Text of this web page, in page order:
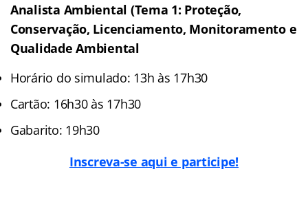
Analista Ambiental (Tema 1: Proteção,
Conservação, Licenciamento, Monitoramento e
Qualidade Ambiental
Horário do simulado: 13h às 17h30
Cartão: 16h30 às 17h30
Gabarito: 19h30
Inscreva-se aqui e participe!